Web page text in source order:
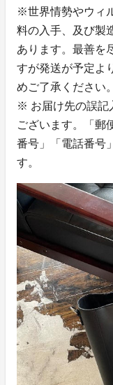
※世界情勢やウィ
料の入手、及び製
あります。最善を
すが発送が予定よ
めご了承ください。
※ お届け先の誤記
ございます。「郵
番号」「電話番号
す。